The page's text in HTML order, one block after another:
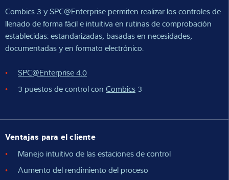
Combics 3 y SPC@Enterprise permiten realizar los controles de
llenado de forma fácil e intuitiva en rutinas de comprobación
establecidas: estandarizadas, basadas en necesidades,
documentadas y en formato electrónico.
SPC@Enterprise 4.0
3 puestos de control con Combics 3
Ventajas para el cliente
Manejo intuitivo de las estaciones de control
Aumento del rendimiento del proceso